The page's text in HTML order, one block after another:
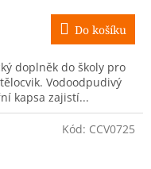
Do košíku
doplněk do školy pro
Vodoodpudivý
kapsa zajistí...
Kód: CCV0725